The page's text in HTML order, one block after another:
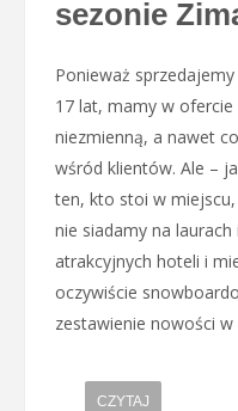
sezonie
Ponieważ
17 lat, mamy w
niezmienną, a nawet
wśród klientów. Ale –
ten, kto stoi w
nie siadamy na
atrakcyjnych hoteli i
oczywiście
zestawienie nowości
CZYTAJ